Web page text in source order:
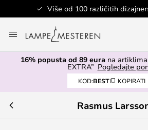
brendova
to
Content
16% popusta od 89 eurana artiklima
EXTRA” Pogledajte
KOD:BEST KOPIRATI
Rasmus